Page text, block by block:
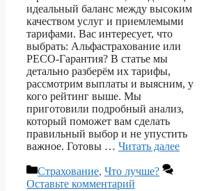
идеальный баланс между высоким
качеством услуг и приемлемыми
тарифами. Вас интересует, что
выбрать: Альфастрахование или
РЕСО-Гарантия? В статье мы
детально разберём их тарифы,
рассмотрим выплаты и выясним, у
кого рейтинг выше. Мы
приготовили подробный анализ,
который поможет вам сделать
правильный выбор и не упустить
важное. Готовы … Читать далее
Рубрики
Страхование, Что лучше?
Оставьте комментарий